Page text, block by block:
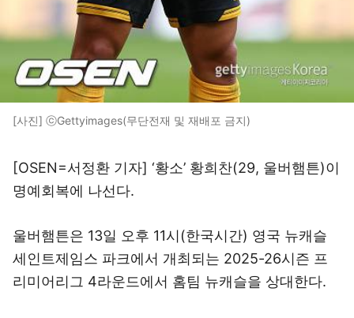
[사진] ⓒGettyimages(무단전재 및 재배포 금지)
[OSEN=서정환 기자] ‘황소’ 황희찬(29, 울버햄튼)이
명예회복에 나선다.
울버햄튼은 13일 오후 11시(한국시간) 영국 뉴캐슬
세인트제임스 파크에서 개최되는 2025-26시즌 프
리미어리그 4라운드에서 홈팀 뉴캐슬을 상대한다.